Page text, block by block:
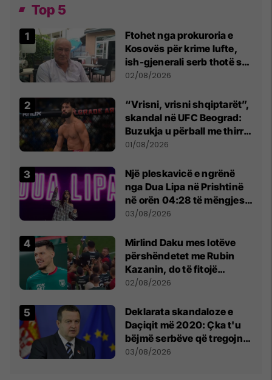
Top 5
Ftohet nga prokuroria e
Kosovës për krime lufte,
ish-gjenerali serb thotë se
dikush e tradhtoi në
02/08/2026
“Vrisni, vrisni shqiptarët”,
skandal në UFC Beograd:
Buzukja u përball me thirrje
anti-shqiptare nga
01/08/2026
Një pleskavicë e ngrënë
nga Dua Lipa në Prishtinë
në orën 04:28 të mëngjesit
- dhe bota digjitale serbe
03/08/2026
Mirlind Daku mes lotëve
përshëndetet me Rubin
Kazanin, do të fitojë
miliona te Spartak Moska
02/08/2026
​Deklarata skandaloze e
Daçiqit më 2020: Çka t'u
bëjmë serbëve që tregojnë
ku janë varrosur shqiptarët
03/08/2026